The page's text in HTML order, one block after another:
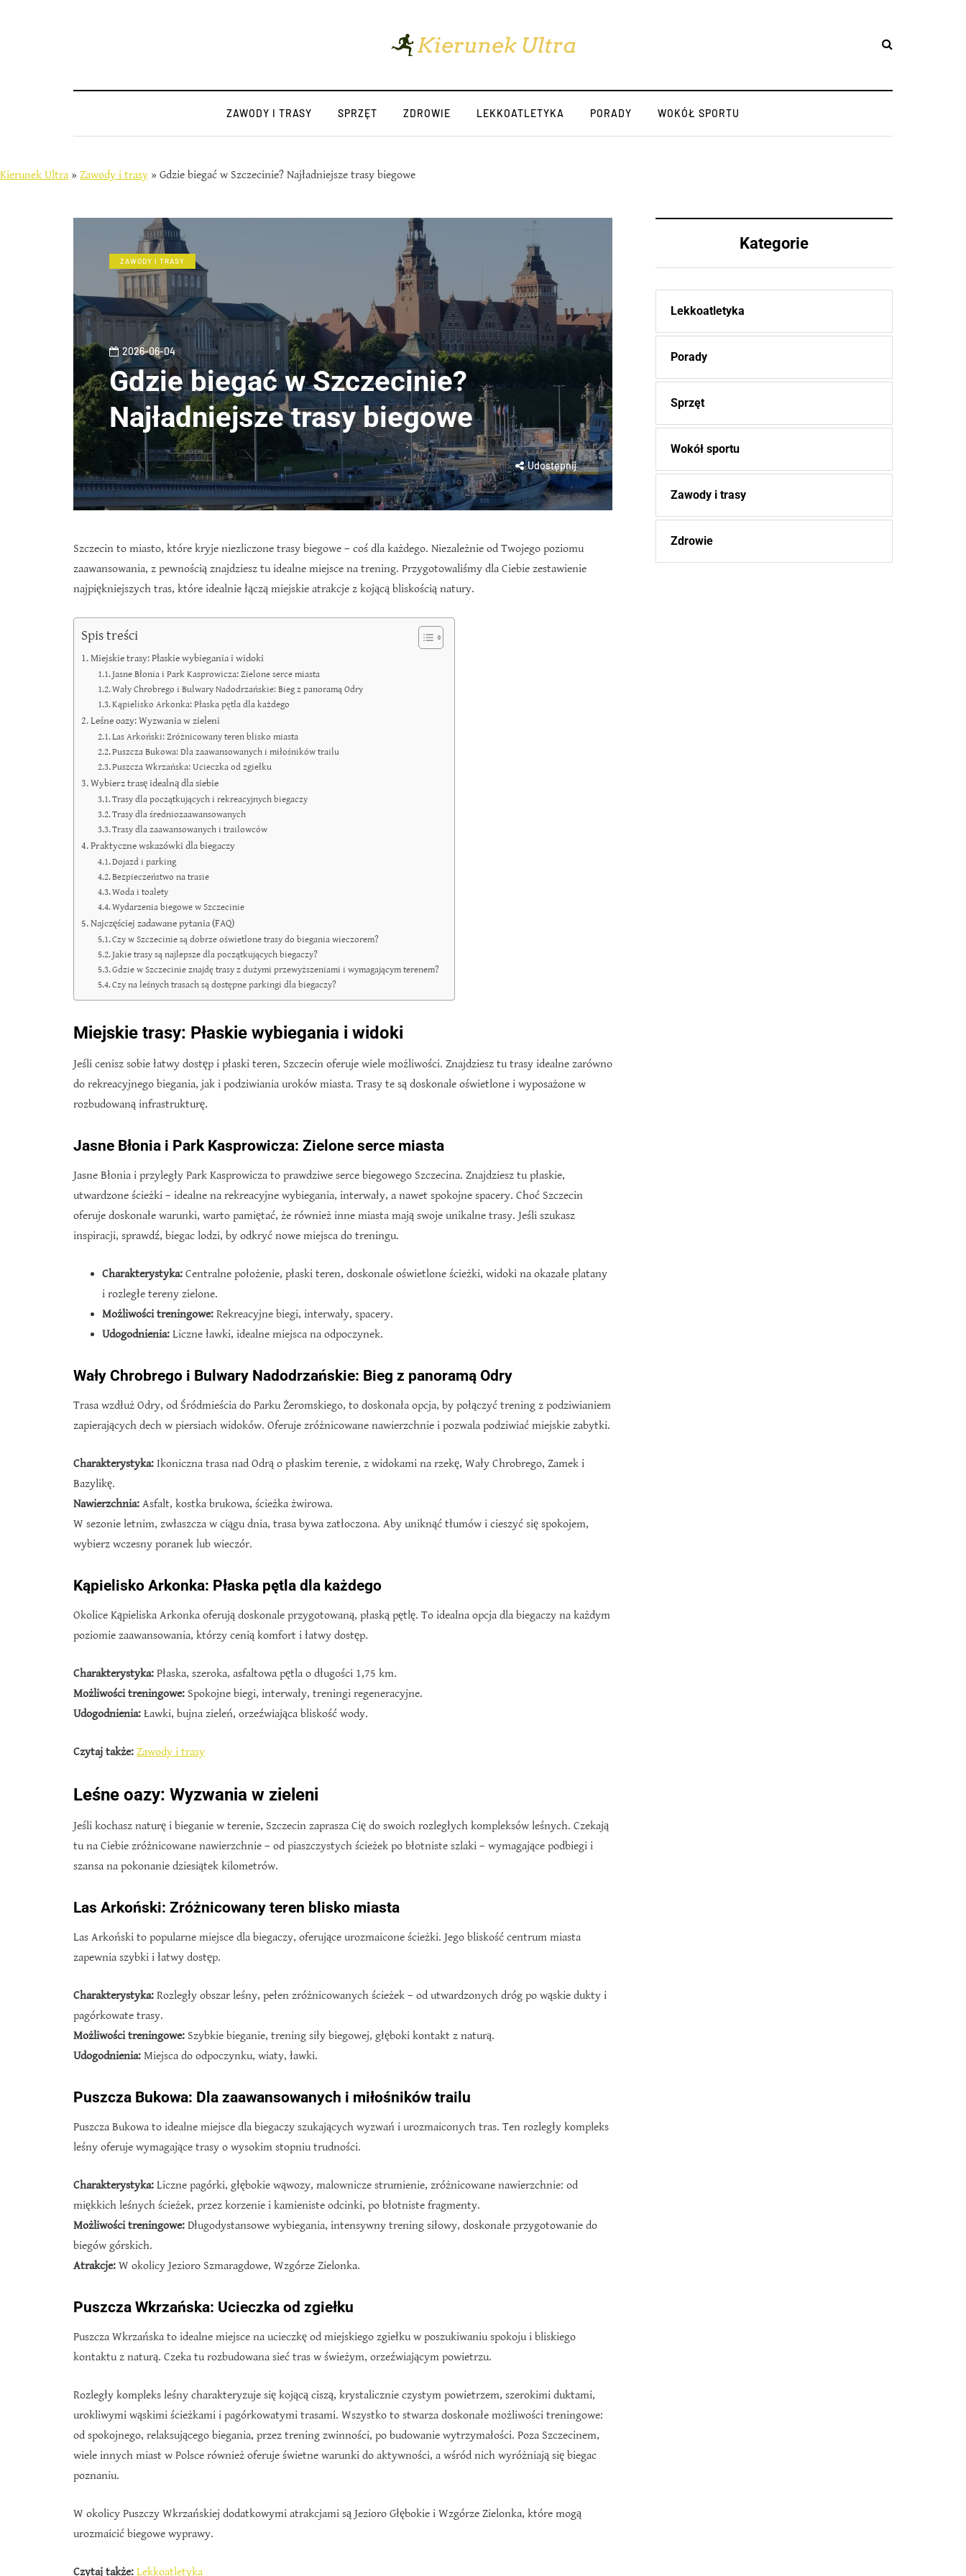
ZAWODY I TRASY SPRZĘT ZDROWIE LEKKOATLETYKA PORADY WOKÓŁ SPORTU
Kierunek Ultra » Zawody i trasy » Gdzie biegać w Szczecinie? Najładniejsze trasy biegowe
ZAWODY I TRASY
2026-06-04
Gdzie biegać w Szczecinie?
Najładniejsze trasy biegowe
Udostępnij
Szczecin to miasto, które kryje niezliczone trasy biegowe – coś dla każdego. Niezależnie od Twojego poziomu
zaawansowania, z pewnością znajdziesz tu idealne miejsce na trening. Przygotowaliśmy dla Ciebie zestawienie
najpiękniejszych tras, które idealnie łączą miejskie atrakcje z kojącą bliskością natury.
Spis treści
Miejskie trasy: Płaskie wybiegania i widoki
Jasne Błonia i Park Kasprowicza: Zielone serce miasta
Wały Chrobrego i Bulwary Nadodrzańskie: Bieg z panoramą Odry
Kąpielisko Arkonka: Płaska pętla dla każdego
Leśne oazy: Wyzwania w zieleni
Las Arkoński: Zróżnicowany teren blisko miasta
Puszcza Bukowa: Dla zaawansowanych i miłośników trailu
Puszcza Wkrzańska: Ucieczka od zgiełku
Wybierz trasę idealną dla siebie
Trasy dla początkujących i rekreacyjnych biegaczy
Trasy dla średniozaawansowanych
Trasy dla zaawansowanych i trailowców
Praktyczne wskazówki dla biegaczy
Dojazd i parking
Bezpieczeństwo na trasie
Woda i toalety
Wydarzenia biegowe w Szczecinie
Najczęściej zadawane pytania (FAQ)
Czy w Szczecinie są dobrze oświetlone trasy do biegania wieczorem?
Jakie trasy są najlepsze dla początkujących biegaczy?
Gdzie w Szczecinie znajdę trasy z dużymi przewyższeniami i wymagającym terenem?
Czy na leśnych trasach są dostępne parkingi dla biegaczy?
Miejskie trasy: Płaskie wybiegania i widoki
Jeśli cenisz sobie łatwy dostęp i płaski teren, Szczecin oferuje wiele możliwości. Znajdziesz tu trasy idealne zarówno
do rekreacyjnego biegania, jak i podziwiania uroków miasta. Trasy te są doskonale oświetlone i wyposażone w
rozbudowaną infrastrukturę.
Jasne Błonia i Park Kasprowicza: Zielone serce miasta
Jasne Błonia i przyległy Park Kasprowicza to prawdziwe serce biegowego Szczecina. Znajdziesz tu płaskie,
utwardzone ścieżki – idealne na rekreacyjne wybiegania, interwały, a nawet spokojne spacery. Choć Szczecin
oferuje doskonałe warunki, warto pamiętać, że również inne miasta mają swoje unikalne trasy. Jeśli szukasz
inspiracji, sprawdź, biegac lodzi, by odkryć nowe miejsca do treningu.
Charakterystyka: Centralne położenie, płaski teren, doskonale oświetlone ścieżki, widoki na okazałe platany
i rozległe tereny zielone.
Możliwości treningowe: Rekreacyjne biegi, interwały, spacery.
Udogodnienia: Liczne ławki, idealne miejsca na odpoczynek.
Wały Chrobrego i Bulwary Nadodrzańskie: Bieg z panoramą Odry
Trasa wzdłuż Odry, od Śródmieścia do Parku Żeromskiego, to doskonała opcja, by połączyć trening z podziwianiem
zapierających dech w piersiach widoków. Oferuje zróżnicowane nawierzchnie i pozwala podziwiać miejskie zabytki.
Charakterystyka: Ikoniczna trasa nad Odrą o płaskim terenie, z widokami na rzekę, Wały Chrobrego, Zamek i
Bazylikę.
Nawierzchnia: Asfalt, kostka brukowa, ścieżka żwirowa.
W sezonie letnim, zwłaszcza w ciągu dnia, trasa bywa zatłoczona. Aby uniknąć tłumów i cieszyć się spokojem,
wybierz wczesny poranek lub wieczór.
Kąpielisko Arkonka: Płaska pętla dla każdego
Okolice Kąpieliska Arkonka oferują doskonale przygotowaną, płaską pętlę. To idealna opcja dla biegaczy na każdym
poziomie zaawansowania, którzy cenią komfort i łatwy dostęp.
Charakterystyka: Płaska, szeroka, asfaltowa pętla o długości 1,75 km.
Możliwości treningowe: Spokojne biegi, interwały, treningi regeneracyjne.
Udogodnienia: Ławki, bujna zieleń, orzeźwiająca bliskość wody.
Czytaj także: Zawody i trasy
Leśne oazy: Wyzwania w zieleni
Jeśli kochasz naturę i bieganie w terenie, Szczecin zaprasza Cię do swoich rozległych kompleksów leśnych. Czekają
tu na Ciebie zróżnicowane nawierzchnie – od piaszczystych ścieżek po błotniste szlaki – wymagające podbiegi i
szansa na pokonanie dziesiątek kilometrów.
Las Arkoński: Zróżnicowany teren blisko miasta
Las Arkoński to popularne miejsce dla biegaczy, oferujące urozmaicone ścieżki. Jego bliskość centrum miasta
zapewnia szybki i łatwy dostęp.
Charakterystyka: Rozległy obszar leśny, pełen zróżnicowanych ścieżek – od utwardzonych dróg po wąskie dukty i
pagórkowate trasy.
Możliwości treningowe: Szybkie bieganie, trening siły biegowej, głęboki kontakt z naturą.
Udogodnienia: Miejsca do odpoczynku, wiaty, ławki.
Puszcza Bukowa: Dla zaawansowanych i miłośników trailu
Puszcza Bukowa to idealne miejsce dla biegaczy szukających wyzwań i urozmaiconych tras. Ten rozległy kompleks
leśny oferuje wymagające trasy o wysokim stopniu trudności.
Charakterystyka: Liczne pagórki, głębokie wąwozy, malownicze strumienie, zróżnicowane nawierzchnie: od
miękkich leśnych ścieżek, przez korzenie i kamieniste odcinki, po błotniste fragmenty.
Możliwości treningowe: Długodystansowe wybiegania, intensywny trening siłowy, doskonałe przygotowanie do
biegów górskich.
Atrakcje: W okolicy Jezioro Szmaragdowe, Wzgórze Zielonka.
Puszcza Wkrzańska: Ucieczka od zgiełku
Puszcza Wkrzańska to idealne miejsce na ucieczkę od miejskiego zgiełku w poszukiwaniu spokoju i bliskiego
kontaktu z naturą. Czeka tu rozbudowana sieć tras w świeżym, orzeźwiającym powietrzu.
Rozległy kompleks leśny charakteryzuje się kojącą ciszą, krystalicznie czystym powietrzem, szerokimi duktami,
urokliwymi wąskimi ścieżkami i pagórkowatymi trasami. Wszystko to stwarza doskonałe możliwości treningowe:
od spokojnego, relaksującego biegania, przez trening zwinności, po budowanie wytrzymałości. Poza Szczecinem,
wiele innych miast w Polsce również oferuje świetne warunki do aktywności, a wśród nich wyróżniają się biegac
poznaniu.
W okolicy Puszczy Wkrzańskiej dodatkowymi atrakcjami są Jezioro Głębokie i Wzgórze Zielonka, które mogą
urozmaicić biegowe wyprawy.
Czytaj także: Lekkoatletyka
Kategorie
Lekkoatletyka
Porady
Sprzęt
Wokół sportu
Zawody i trasy
Zdrowie